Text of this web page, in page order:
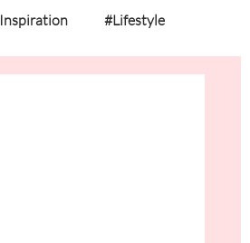
#Lifestyle